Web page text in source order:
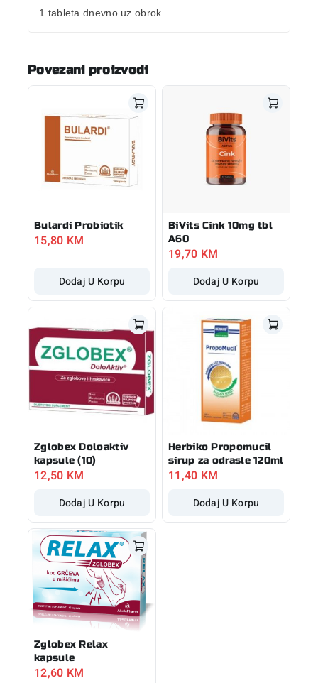
1 tableta dnevno uz obrok.
Povezani proizvodi
Bulardi Probiotik
15,80 KM
Dodaj U Korpu
BiVits Cink 10mg tbl
A60
19,70 KM
Dodaj U Korpu
Zglobex Doloaktiv
kapsule (10)
12,50 KM
Dodaj U Korpu
Herbiko Propomucil
sirup za odrasle 120ml
11,40 KM
Dodaj U Korpu
Zglobex Relax
kapsule
12,60 KM